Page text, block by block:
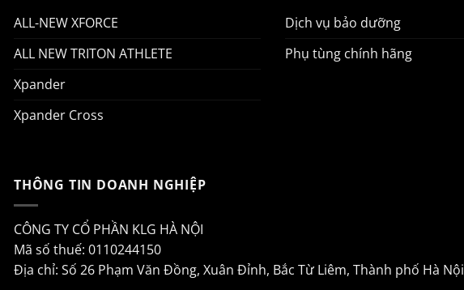
ALL-NEW XFORCE
ALL NEW TRITON ATHLETE
Xpander
Xpander Cross
Dịch vụ bảo dưỡng
Phụ tùng chính hãng
THÔNG TIN DOANH NGHIỆP
CÔNG TY CỔ PHẦN KLG HÀ NỘI
Mã số thuế: 0110244150
Địa chỉ: Số 26 Phạm Văn Đồng, Xuân Đỉnh, Bắc Từ Liêm, Thành phố Hà Nội